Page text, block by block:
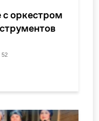
с оркестром
52